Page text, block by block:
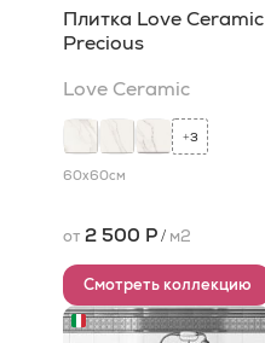
Плитка Love Ceramic
Precious
Love Ceramic
+3
60x60см
от 2 500 Р/ м2
Смотреть коллекцию